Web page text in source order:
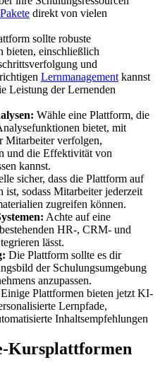
direkt von vielen
sollte robuste
bieten, einschließlich
und
Lernmanagement kannst
Leistung der Lernenden
Wähle eine Plattform, die
bietet, mit
Mitarbeiter verfolgen,
und die Effektivität von
kannst.
sicher, dass die Plattform auf
ist, sodass Mitarbeiter jederzeit
zugreifen können.
Achte auf eine
HR-, CRM- und
lässt.
Die Plattform sollte es dir
der Schulungsumgebung
anzupassen.
Einige Plattformen bieten jetzt KI-
Lernpfade,
Inhaltsempfehlungen
Kursplattformen